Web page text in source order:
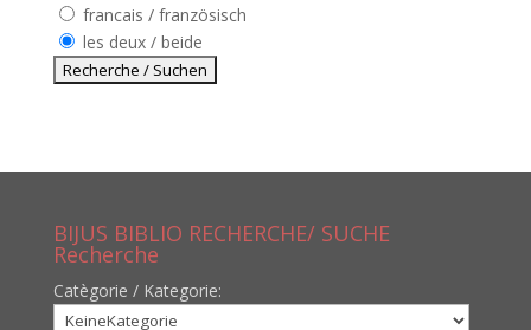
francais / französisch
les deux / beide
BIJUS BIBLIO RECHERCHE/ SUCHE
Recherche
Catègorie / Kategorie: